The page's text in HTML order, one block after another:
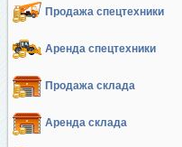
Продажа спецтехники
Аренда спецтехники
Продажа склада
Аренда склада